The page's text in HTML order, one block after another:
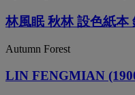
林風眠 秋林 設色紙本
Autumn Forest
LIN FENGMIAN